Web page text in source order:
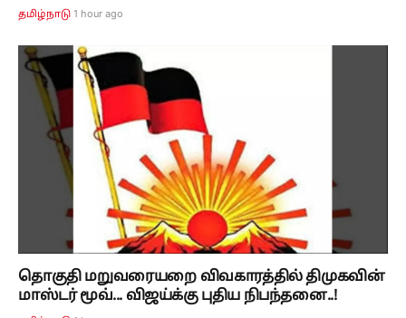
தமிழ்நாடு 1 hour ago
தொகுதி மறுவரையறை விவகாரத்தில் திமுகவின்
மாஸ்டர் மூவ்... விஜய்க்கு புதிய நிபந்தனை..!